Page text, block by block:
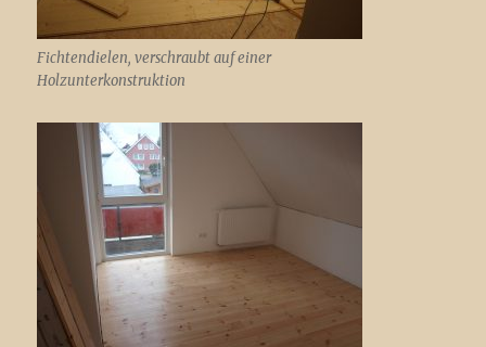
Fichtendielen, verschraubt auf einer
Holzunterkonstruktion